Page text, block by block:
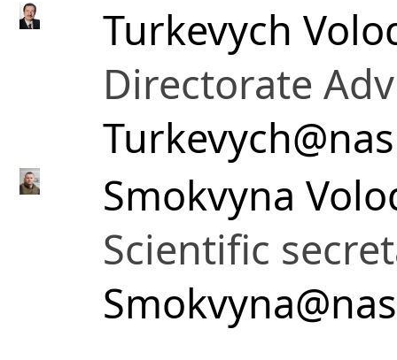
Turkevych
Directorate
Smokvyna
Scientific